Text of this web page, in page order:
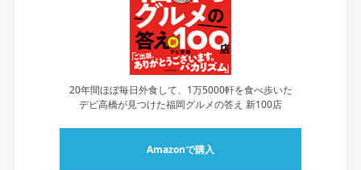
20年間ほぼ毎日外食して、1万5000軒を食べ歩いた
デビ高橋が見つけた福岡グルメの答え 新100店
Amazonで購入